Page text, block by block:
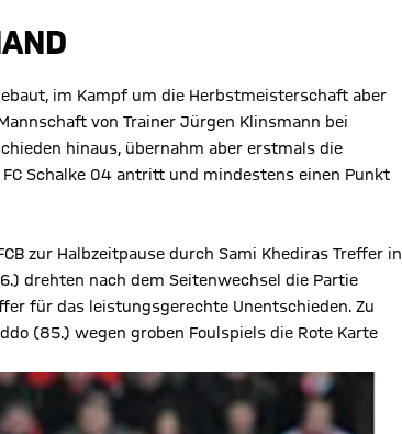
im Kampf um die Herbstmeisterschaft aber
von Trainer Jürgen Klinsmann bei
hinaus, übernahm aber erstmals die
Schalke 04 antritt und mindestens einen Punkt
zur Halbzeitpause durch Sami Khediras Treffer in
drehten nach dem Seitenwechsel die Partie
für das leistungsgerechte Unentschieden. Zu
(85.) wegen groben Foulspiels die Rote Karte